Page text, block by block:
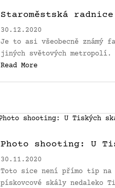
Staroměstská
30.12.2020
Je to asi všeobecně
jiných světových
Read More
Photo shooting: U
30.11.2020
Toto sice není přímo tip
pískovcové skály nedaleko